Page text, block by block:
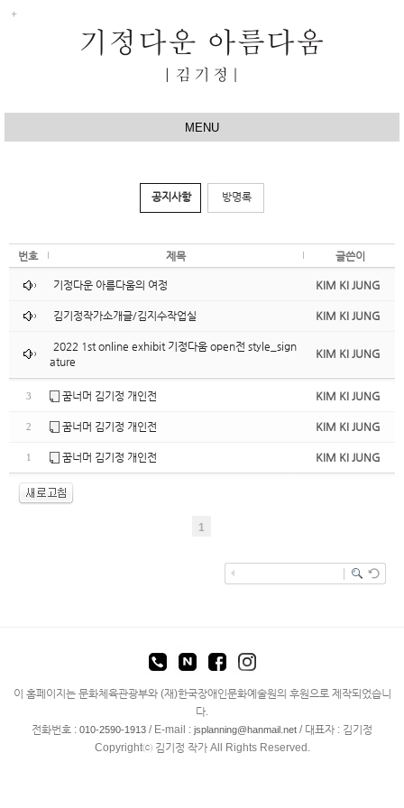
MENU
SKETCH BOOK
OUR STORY
BLOG
FACEBOOK
INSTAGRAM
공지사항 방명록
번호 제목 글쓴이
기정다운 아름다움의 여정 KIM KI JUNG
김기정작가소개글/김지수작업실 KIM KI JUNG
2022 1st online exhibit 기정다움 open전 style_sign
ature
KIM KI JUNG
3 꿈너머 김기정 개인전 KIM KI JUNG
2 꿈너머 김기정 개인전 KIM KI JUNG
1 꿈너머 김기정 개인전 KIM KI JUNG
1
이 홈페이지는 문화체육관광부와 (재)한국장애인문화예술원의 후원으로 제작되었습니
다.
전화번호 : 010-2590-1913 / E-mail : jsplanning@hanmail.net / 대표자 : 김기정
Copyrightⓒ 김기정 작가 All Rights Reserved.